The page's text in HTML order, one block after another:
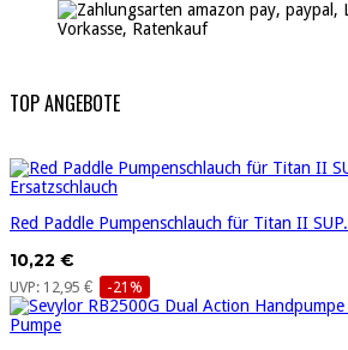
TOP ANGEBOTE
Red Paddle Pumpenschlauch für Titan II
10,22 €
UVP: 12,95 € -21%